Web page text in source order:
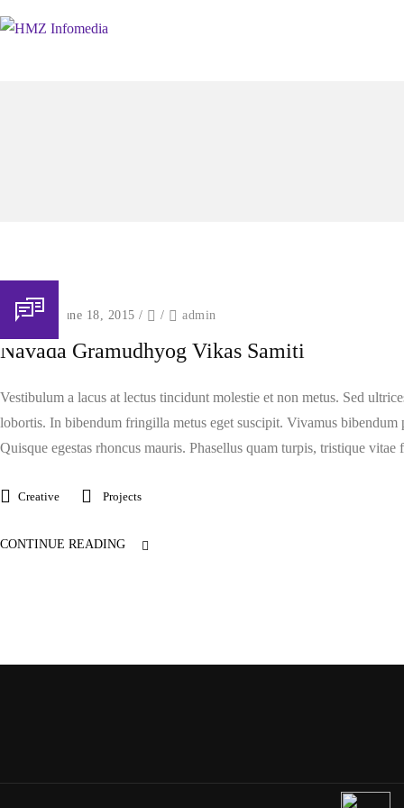
Posted on June 18, 2015 / / admin
Navada Gramudhyog Vikas Samiti
Vestibulum a lacus at lectus tincidunt molestie et non metus. Sed
lobortis. In bibendum fringilla metus eget suscipit. Vivamus bibendum
Quisque egestas rhoncus mauris. Phasellus quam turpis, tristique vitae
Creative Projects
CONTINUE READING